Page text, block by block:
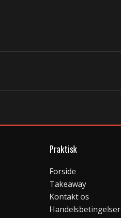
Praktisk
Forside
Takeaway
Kontakt os
Handelsbetingelser